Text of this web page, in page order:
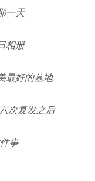
一天
相册
最好的墓地
次复发之后
事